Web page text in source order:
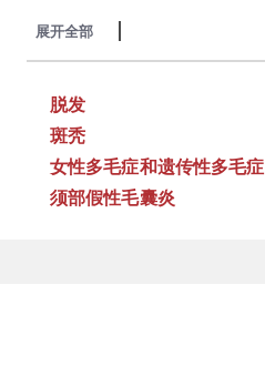
展开全部
脱发
斑秃
女性多毛症和遗传性多毛症
须部假性毛囊炎